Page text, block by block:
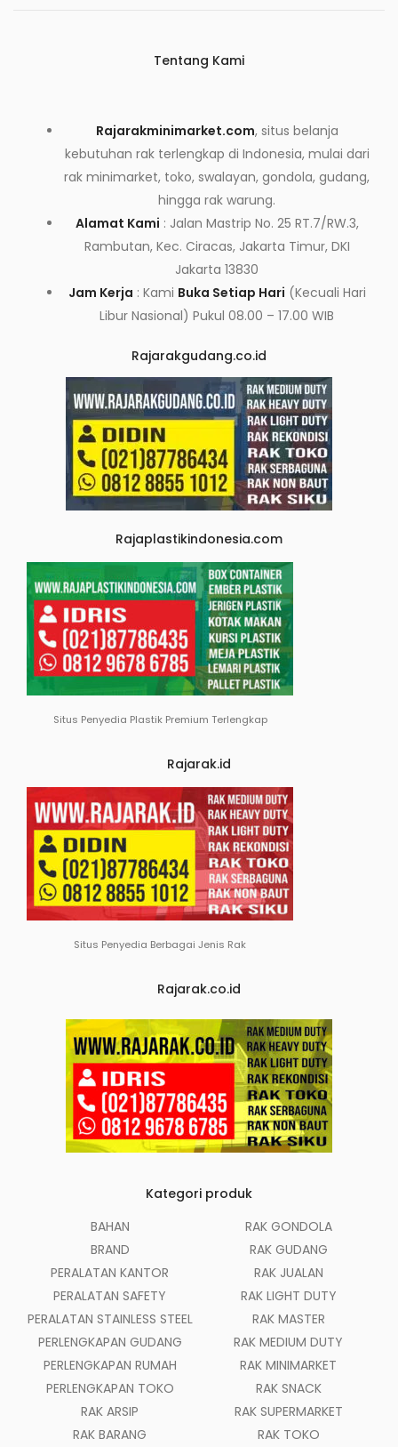
Tentang Kami
Rajarakminimarket.com, situs belanja
kebutuhan rak terlengkap di Indonesia, mulai dari
rak minimarket, toko, swalayan, gondola, gudang,
hingga rak warung.
Alamat Kami : Jalan Mastrip No. 25 RT.7/RW.3,
Rambutan, Kec. Ciracas, Jakarta Timur, DKI
Jakarta 13830
Jam Kerja : Kami Buka Setiap Hari (Kecuali Hari
Libur Nasional) Pukul 08.00 – 17.00 WIB
Rajarakgudang.co.id
Rajaplastikindonesia.com
Situs Penyedia Plastik Premium Terlengkap
Rajarak.id
Situs Penyedia Berbagai Jenis Rak
Rajarak.co.id
Kategori produk
BAHAN
BRAND
PERALATAN KANTOR
PERALATAN SAFETY
PERALATAN STAINLESS STEEL
PERLENGKAPAN GUDANG
PERLENGKAPAN RUMAH
PERLENGKAPAN TOKO
RAK ARSIP
RAK BARANG
RAK GONDOLA
RAK GUDANG
RAK JUALAN
RAK LIGHT DUTY
RAK MASTER
RAK MEDIUM DUTY
RAK MINIMARKET
RAK SNACK
RAK SUPERMARKET
RAK TOKO